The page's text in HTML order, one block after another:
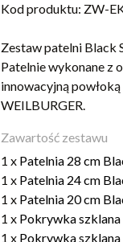
Kod produktu: ZW-
Zestaw patelni Black
Patelnie wykonane z
innowacyjną
WEILBURGER.
Zawartość zestawu
1 x Patelnia 28 cm
1 x Patelnia 24 cm
1 x Patelnia 20 cm
1 x Pokrywka
1 x Pokrywka